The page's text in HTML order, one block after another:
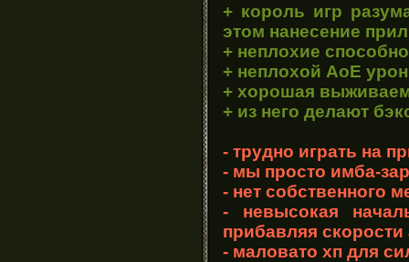
+ король игр
этом нанесение
+ неплохие
+ неплохой АоЕ урон
+ хорошая
+ из него делают
- трудно играть на
- мы просто имба-
- нет собственного
- невысокая
прибавляя скорости
- маловато хп для